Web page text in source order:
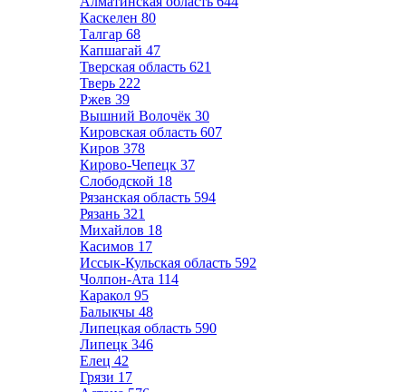
Каскелен 80
Талгар 68
Капшагай 47
Тверская область 621
Тверь 222
Ржев 39
Вышний Волочёк 30
Кировская область 607
Киров 378
Кирово-Чепецк 37
Слободской 18
Рязанская область 594
Рязань 321
Михайлов 18
Касимов 17
Иссык-Кульская область 592
Чолпон-Ата 114
Каракол 95
Балыкчы 48
Липецкая область 590
Липецк 346
Елец 42
Грязи 17